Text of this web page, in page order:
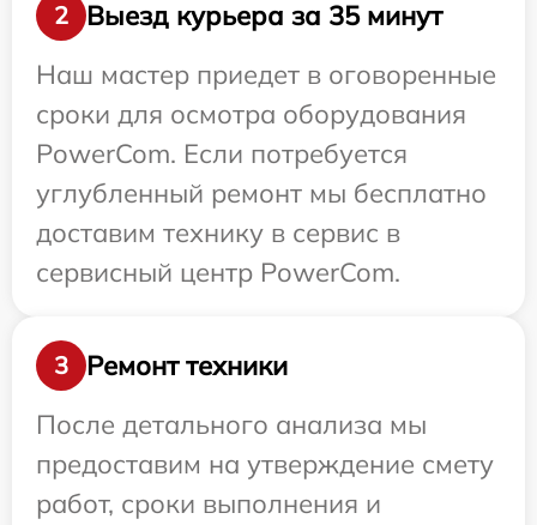
2
Выезд курьера за 35 минут
Наш мастер приедет в оговоренные
сроки для осмотра оборудования
PowerCom. Если потребуется
углубленный ремонт мы бесплатно
доставим технику в сервис в
сервисный центр PowerCom.
3
Ремонт техники
После детального анализа мы
предоставим на утверждение смету
работ, сроки выполнения и